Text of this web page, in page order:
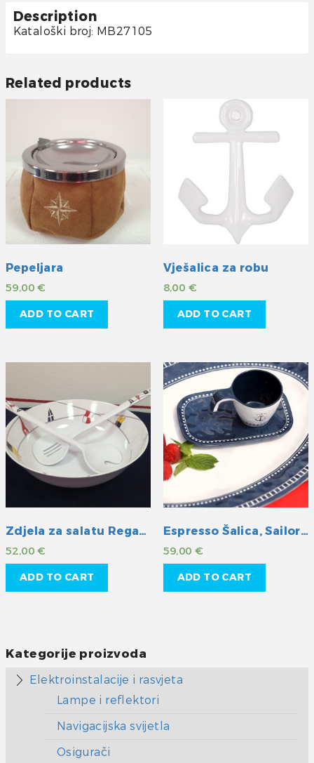
Description
Kataloški broj: MB27105
Related products
Pepeljara
59,00€
ADD TO CART
Vješalica za robu
8,00 €
ADD TO CART
Zdjela za salatu Regata 3/1
52,00€
ADD TO CART
Espresso Šalica, Sailor soul
59,00€
ADD TO CART
Kategorije proizvoda
Elektroinstalacije i rasvjeta
Lampe i reflektori
Navigacijska svijetla
Osigurači